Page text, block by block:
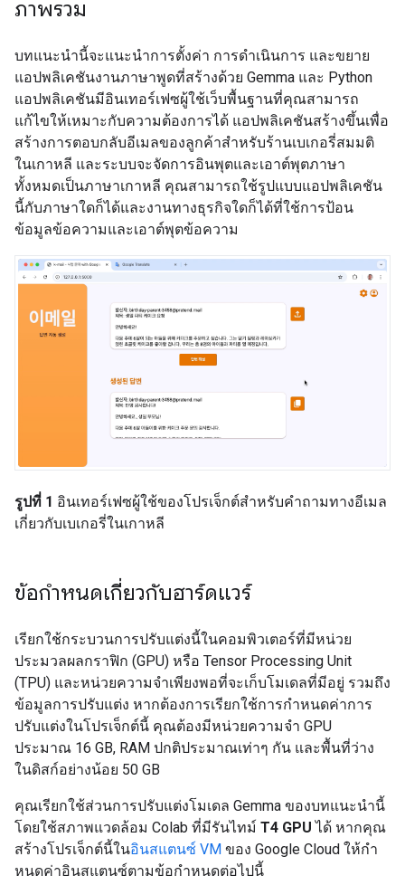
ภาพรวม
บทแนะนำนี้จะแนะนำการตั้งค่า การดำเนินการ และขยาย
แอปพลิเคชันงานภาษาพูดที่สร้างด้วย Gemma และ Python
แอปพลิเคชันมีอินเทอร์เฟซผู้ใช้เว็บพื้นฐานที่คุณสามารถ
แก้ไขให้เหมาะกับความต้องการได้ แอปพลิเคชันสร้างขึ้นเพื่อ
สร้างการตอบกลับอีเมลของลูกค้าสำหรับร้านเบเกอรี่สมมติ
ในเกาหลี และระบบจะจัดการอินพุตและเอาต์พุตภาษา
ทั้งหมดเป็นภาษาเกาหลี คุณสามารถใช้รูปแบบแอปพลิเคชัน
นี้กับภาษาใดก็ได้และงานทางธุรกิจใดก็ได้ที่ใช้การป้อน
ข้อมูลข้อความและเอาต์พุตข้อความ
รูปที่ 1 อินเทอร์เฟซผู้ใช้ของโปรเจ็กต์สําหรับคําถามทางอีเมล
เกี่ยวกับเบเกอรี่ในเกาหลี
ข้อกำหนดเกี่ยวกับฮาร์ดแวร์
เรียกใช้กระบวนการปรับแต่งนี้ในคอมพิวเตอร์ที่มีหน่วย
ประมวลผลกราฟิก (GPU) หรือ Tensor Processing Unit
(TPU) และหน่วยความจําเพียงพอที่จะเก็บโมเดลที่มีอยู่ รวมถึง
ข้อมูลการปรับแต่ง หากต้องการเรียกใช้การกำหนดค่าการ
ปรับแต่งในโปรเจ็กต์นี้ คุณต้องมีหน่วยความจำ GPU
ประมาณ 16 GB, RAM ปกติประมาณเท่าๆ กัน และพื้นที่ว่าง
ในดิสก์อย่างน้อย 50 GB
คุณเรียกใช้ส่วนการปรับแต่งโมเดล Gemma ของบทแนะนำนี้
โดยใช้สภาพแวดล้อม Colab ที่มีรันไทม์ T4 GPU ได้ หากคุณ
สร้างโปรเจ็กต์นี้ในอินสแตนซ์ VM ของ Google Cloud ให้กํา
หนดค่าอินสแตนซ์ตามข้อกําหนดต่อไปนี้